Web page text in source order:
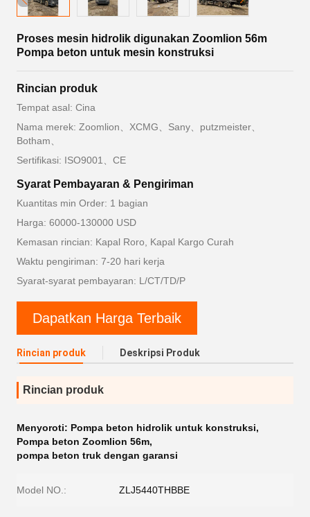
Proses mesin hidrolik digunakan Zoomlion 56m
Pompa beton untuk mesin konstruksi
Rincian produk
Tempat asal: Cina
Nama merek: Zoomlion、XCMG、Sany、putzmeister、
Botham、
Sertifikasi: ISO9001、CE
Syarat Pembayaran & Pengiriman
Kuantitas min Order: 1 bagian
Harga: 60000-130000 USD
Kemasan rincian: Kapal Roro, Kapal Kargo Curah
Waktu pengiriman: 7-20 hari kerja
Syarat-syarat pembayaran: L/CT/TD/P
Dapatkan Harga Terbaik
Rincian produk Deskripsi Produk
Rincian produk
Menyoroti: Pompa beton hidrolik untuk konstruksi,
Pompa beton Zoomlion 56m,
pompa beton truk dengan garansi
Model NO.: ZLJ5440THBBE